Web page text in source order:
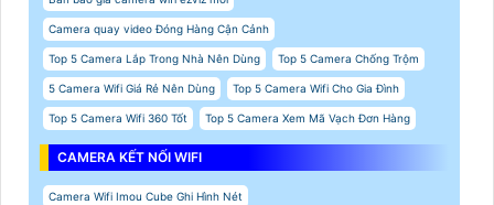
Camera quay video Đóng Hàng Cận Cảnh
Top 5 Camera Lắp Trong Nhà Nên Dùng Top 5 Camera Chống Trộm
5 Camera Wifi Giá Rẻ Nên Dùng Top 5 Camera Wifi Cho Gia Đình
Top 5 Camera Wifi 360 Tốt Top 5 Camera Xem Mã Vạch Đơn Hàng
CAMERA KẾT NỐI WIFI
Camera Wifi Imou Cube Ghi Hình Nét